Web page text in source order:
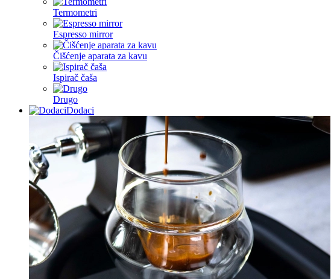
Termometri
Espresso mirror
Čišćenje aparata za kavu
Ispirač čaša
Drugo
Dodaci